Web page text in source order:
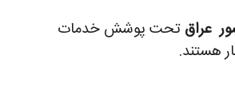
عراق تحت پوشش خدمات
هستند.